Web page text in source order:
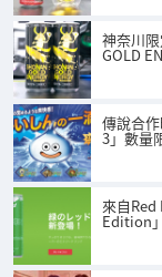
神奈川
GOLD
傳說合
3」數量
來自
Edition